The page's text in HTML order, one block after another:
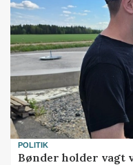
POLITIK
Bønder holder vagt